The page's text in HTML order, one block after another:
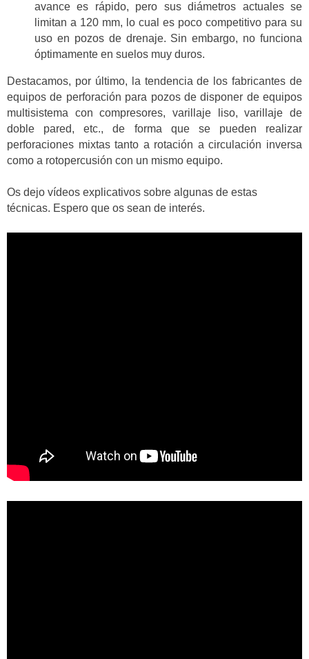
avance es rápido, pero sus diámetros actuales se
limitan a 120 mm, lo cual es poco competitivo para su
uso en pozos de drenaje. Sin embargo, no funciona
óptimamente en suelos muy duros.
Destacamos, por último, la tendencia de los fabricantes de
equipos de perforación para pozos de disponer de equipos
multisistema con compresores, varillaje liso, varillaje de
doble pared, etc., de forma que se pueden realizar
perforaciones mixtas tanto a rotación a circulación inversa
como a rotopercusión con un mismo equipo.
Os dejo vídeos explicativos sobre algunas de estas
técnicas. Espero que os sean de interés.